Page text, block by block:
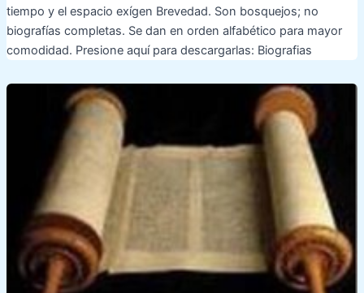
tiempo y el espacio exígen Brevedad. Son bosquejos; no
biografías completas. Se dan en orden alfabético para mayor
comodidad. Presione aquí para descargarlas: Biografias